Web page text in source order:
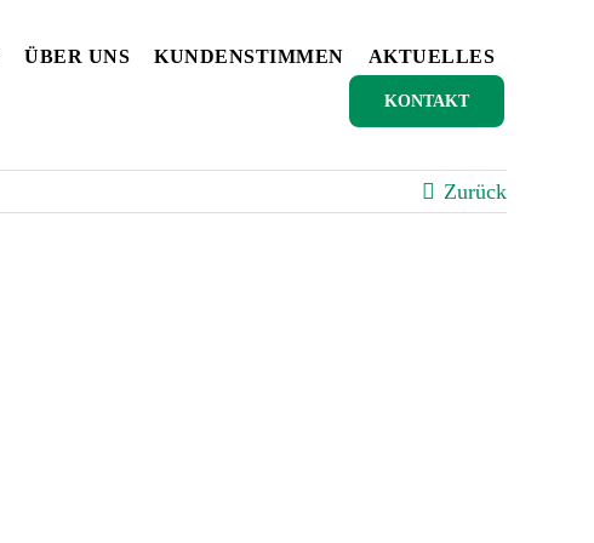
ÜBER UNS KUNDENSTIMMEN AKTUELLES
KONTAKT
Zurück